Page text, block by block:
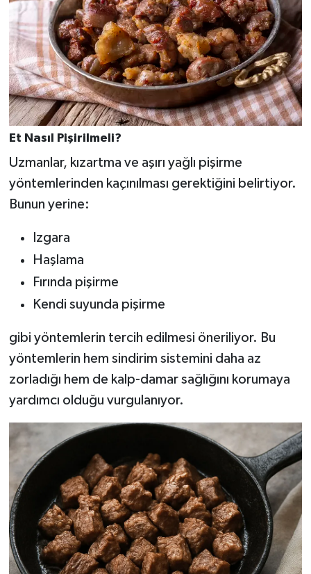
Et Nasıl Pişirilmeli?
Uzmanlar, kızartma ve aşırı yağlı pişirme
yöntemlerinden kaçınılması gerektiğini belirtiyor.
Bunun yerine:
Izgara
Haşlama
Fırında pişirme
Kendi suyunda pişirme
gibi yöntemlerin tercih edilmesi öneriliyor. Bu
yöntemlerin hem sindirim sistemini daha az
zorladığı hem de kalp-damar sağlığını korumaya
yardımcı olduğu vurgulanıyor.